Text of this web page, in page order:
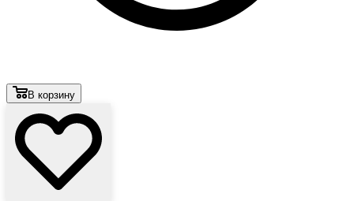
В корзину